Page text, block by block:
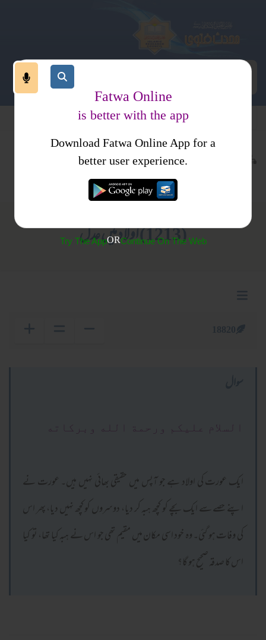
طلاق
کتب فتاوی
احکام و مسائل، خواتین کا انسائیکلو پیڈیا
(1213) اولاد میں عدل
السلام عليكم ورحمة الله وبركاته
ایک عورت کی اولاد ہے جو آپس میں حقیقی بھائی نہیں ہیں۔ عورت نے
اپنے حصے سے ایک بچے کو کچھ ہبہ کر دیا، دوسروں کو کچھ نہیں دیا، پھر اس
کی وفات ہو گئی۔ وہ خود اسی مکان میں مقیم تھی جو اس نے ہبہ کیا تھا، تو کیا
اس کا صدقہ صحیح ہو گا؟
Fatwa Online
is better with the app
Download Fatwa Online App for a
better user experience.
Try The AppORContinue On The Web